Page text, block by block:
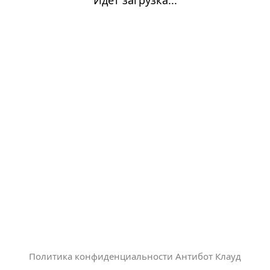
Политика конфиденциальности Антибот Клауд